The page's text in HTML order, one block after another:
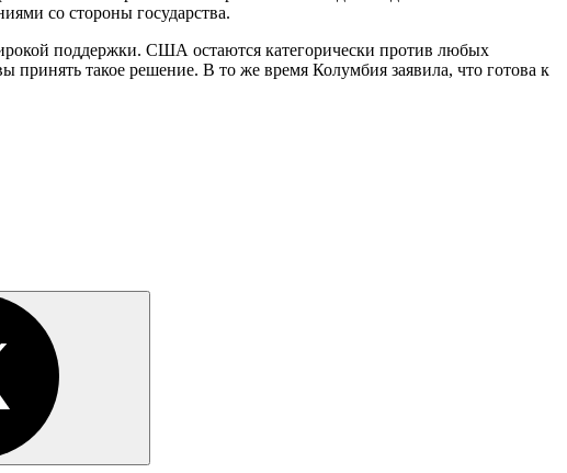
со стороны государства.
поддержки. США остаются категорически против любых
такое решение. В то же время Колумбия заявила, что готова к